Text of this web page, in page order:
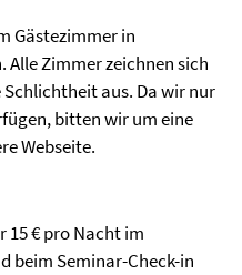
Gästezimmer in
Alle Zimmer zeichnen sich
aus. Da wir nur
bitten wir um eine
Webseite.
15 € pro Nacht im
beim Seminar-Check-in